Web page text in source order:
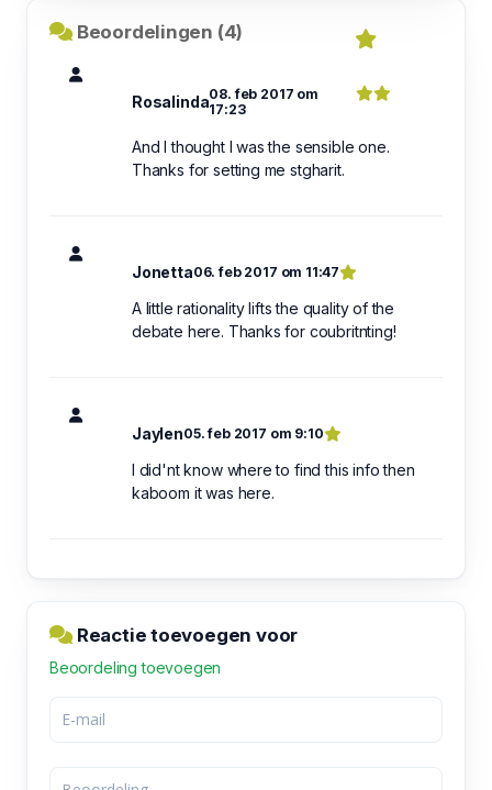
Beoordelingen (4)
Rosalinda08. feb 2017 om
17:23
And I thought I was the sensible one.
Thanks for setting me stgharit.
Jonetta06. feb 2017 om 11:47
A little rationality lifts the quality of the
debate here. Thanks for coubritnting!
Jaylen05. feb 2017 om 9:10
I did'nt know where to find this info then
kaboom it was here.
Reactie toevoegen voor
Beoordeling toevoegen